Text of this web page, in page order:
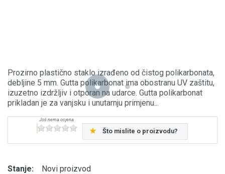
Prozirno plastično staklo izrađeno od čistog polikarbonata,
debljine 5 mm. Gutta polikarbonat ima obostranu UV zaštitu,
izuzetno izdržljiv i otporan na udarce. Gutta polikarbonat
prikladan je za vanjsku i unutarnju primjenu...
Što mislite o proizvodu?
Stanje: Novi proizvod